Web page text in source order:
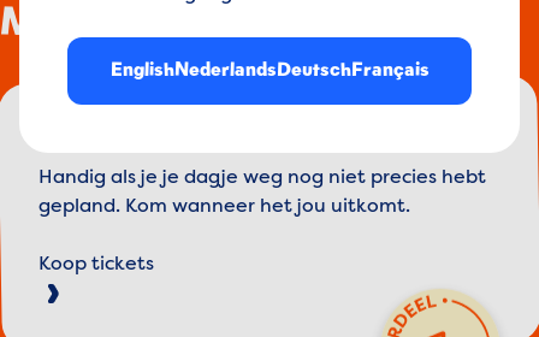
Madurodam!
Handig als je je dagje weg nog niet precies hebt
gepland. Kom wanneer het jou uitkomt.
Koop tickets
EnglishNederlandsDeutschFrançais